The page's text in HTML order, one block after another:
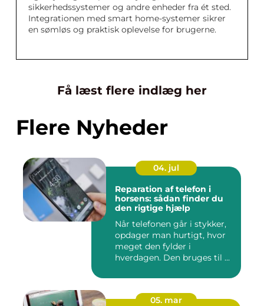
sikkerhedssystemer og andre enheder fra ét sted.
Integrationen med smart home-systemer sikrer
en sømløs og praktisk oplevelse for brugerne.
Få læst flere indlæg her
Flere Nyheder
04. jul
Reparation af telefon i
horsens: sådan finder du
den rigtige hjælp
Når telefonen går i stykker,
opdager man hurtigt, hvor
meget den fylder i
hverdagen. Den bruges til ...
05. mar